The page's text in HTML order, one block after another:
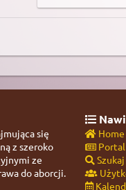
się
z szeroko
ze
do aborcji.
Home
Portal
Szukaj